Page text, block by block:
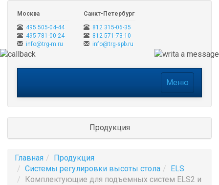
Москва
495 505-04-44
495 781-00-24
info@trg-m.ru
Санкт-Петербург
812 315-06-35
812 571-73-10
info@trg-spb.ru
Меню
Продукция
Главная
Продукция
Системы регулировки высоты стола
ELS
Комплектующие для подъемных систем ELS2 и